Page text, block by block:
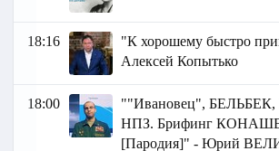
18:16
"К хорошему быстро
Алексей Копытько
18:00
""Ивановец", БЕЛЬБЕК,
НПЗ. Брифинг
[Пародия]" - Юрий